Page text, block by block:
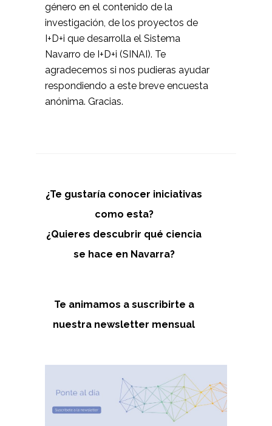
género en el contenido de la
investigación, de los proyectos de
I+D+i que desarrolla el Sistema
Navarro de I+D+i (SINAI). Te
agradecemos si nos pudieras ayudar
respondiendo a este breve encuesta
anónima. Gracias.
¿Te gustaría conocer iniciativas
como esta?
¿Quieres descubrir qué ciencia
se hace en Navarra?
Te animamos a suscribirte a
nuestra newsletter mensual